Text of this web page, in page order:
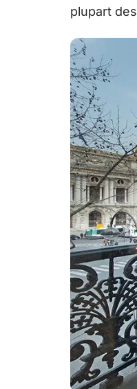
plupart